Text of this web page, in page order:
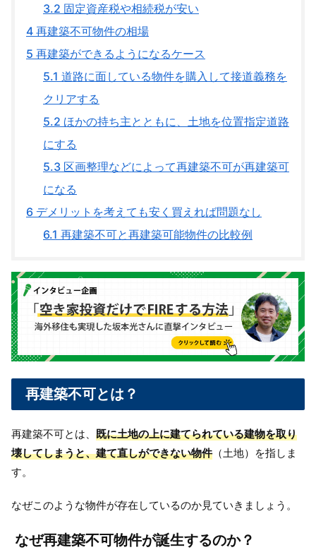
3.2 固定資産税や相続税が安い
4 再建築不可物件の相場
5 再建築ができるようになるケース
5.1 道路に面している物件を購入して接道義務を
クリアする
5.2 ほかの持ち主とともに、土地を位置指定道路
にする
5.3 区画整理などによって再建築不可が再建築可
になる
6 デメリットを考えても安く買えれば問題なし
6.1 再建築不可と再建築可能物件の比較例
再建築不可とは？
再建築不可とは、 既に土地の上に建てられている建物を取り
壊してしまうと、建て直しができない物件（土地）を指しま
す。
なぜこのような物件が存在しているのか見ていきましょう。
なぜ再建築不可物件が誕生するのか？